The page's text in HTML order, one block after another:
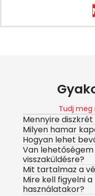
Tudj
Mennyire
Milyen hamar
Hogyan lehet
Van
visszaküldésre?
Mit tartalmaz a
Mire kell figyelni
használatakor?